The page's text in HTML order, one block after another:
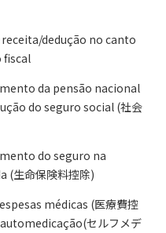
dedução no canto
fiscal
da pensão nacional
do seguro social (社会
do seguro na
(生命保険料控除)
médicas (医療費控
セルフメデ